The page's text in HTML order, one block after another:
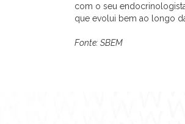
com o seu
que evolui bem ao longo
Fonte: SBEM